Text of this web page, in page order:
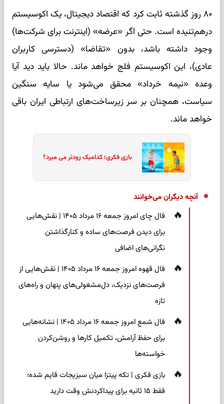
۸۰ روز گذشته ثابت کرد که اقتصاد دیجیتال، یک اکوسیستم
درهم‌تنیده است. حتی اگر «عرضه» (اینترنت برای شرکت‌ها)
وجود داشته باشد، بدون «تقاضا» (دسترسی کاربران
عادی)، این اکوسیستم فلج خواهد ماند. حالا باید دید آیا
وعده «نیمه خرداد» محقق می‌شود یا سایه سنگین
سیاست، همچنان بر سر زیرساخت‌های ارتباطی ایران باقی
خواهد ماند.
بازی فکری؛ کدامیک زودتر می میرد؟
آنچه دیگران می‌خوانند
فال چای امروز جمعه ۱۶ مرداد ۱۴۰۵ | نقش‌هایی
برای دیدن فرصت‌های ساده و کنارگذاشتن
نگرانی‌های اضافی
فال قهوه امروز جمعه ۱۶ مرداد ۱۴۰۵ | نقش‌هایی از
فرصت‌های نزدیک، دل‌مشغولی‌های پنهان و راه‌های
تازه
فال شمع امروز جمعه ۱۶ مرداد ۱۴۰۵ | نشانه‌هایی
برای حفظ آرامش، تکمیل کارها و روشن‌کردن
خواسته‌ها
بازی فکری | تکه پیتزا میان سبزیجات قایم شده؛
فقط ۱۵ ثانیه برای پیداکردنش وقت دارید